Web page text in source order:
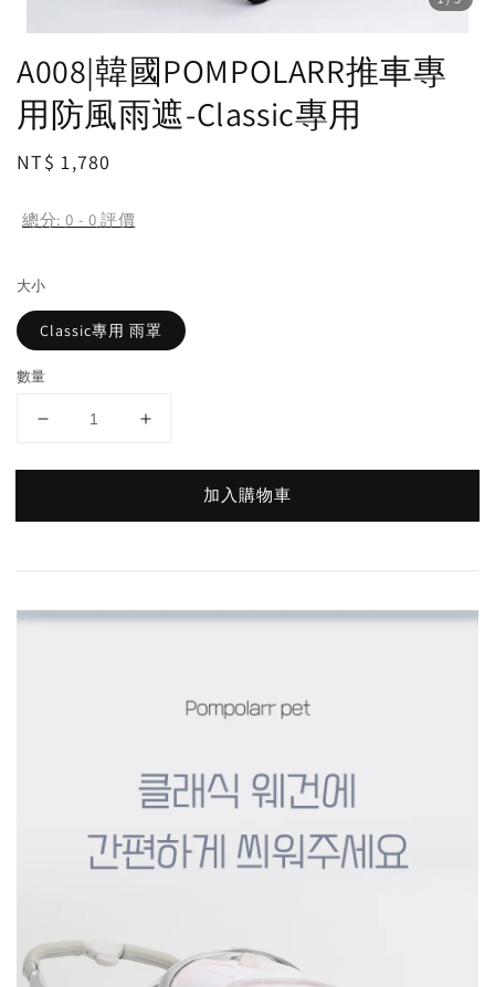
A008|韓國POMPOLARR推車專
用防風雨遮-Classic專用
Regular
NT$ 1,780
總分:0 - 0 評價
大小
Classic專用 雨罩
數量
加入購物車